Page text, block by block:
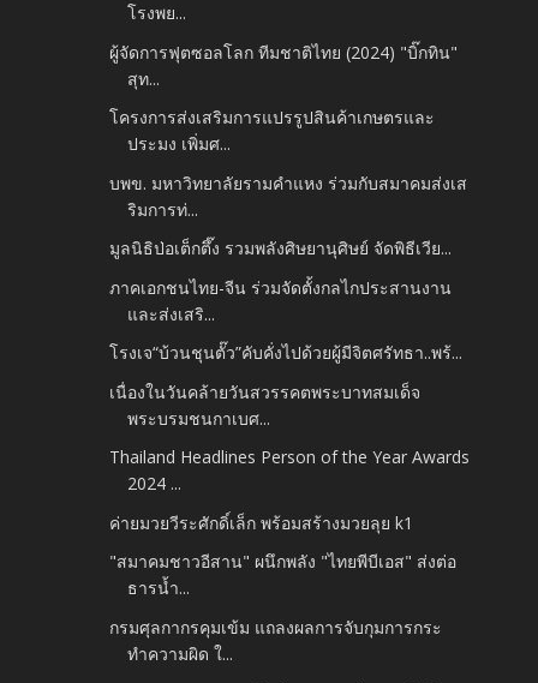
โรงพย...
ผู้จัดการฟุตซอลโลก ทีมชาติไทย (2024) "บิ๊กทิน"
สุท...
โครงการส่งเสริมการแปรรูปสินค้าเกษตรและ
ประมง เพิ่มศ...
บพข. มหาวิทยาลัยรามคำแหง ร่วมกับสมาคมส่งเส
ริมการท่...
มูลนิธิป่อเต็กตึ๊ง รวมพลังศิษยานุศิษย์ จัดพิธีเวีย...
ภาคเอกชนไทย-จีน ร่วมจัดตั้งกลไกประสานงาน
และส่งเสริ...
โรงเจ“บ้วนชุนตั๊ว”คับคั่งไปด้วยผู้มีจิตศรัทธา..พร้...
เนื่องในวันคล้ายวันสวรรคตพระบาทสมเด็จ
พระบรมชนกาเบศ...
Thailand Headlines Person of the Year Awards
2024 ...
ค่ายมวยวีระศักดิ์เล็ก พร้อมสร้างมวยลุย k1
"สมาคมชาวอีสาน" ผนึกพลัง "ไทยพีบีเอส" ส่งต่อ
ธารน้ำ...
กรมศุลกากรคุมเข้ม แถลงผลการจับกุมการกระ
ทำความผิด ใ...